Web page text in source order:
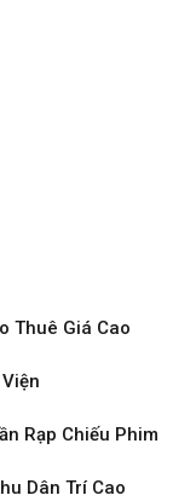
Thuê Giá Cao
Rạp Chiếu Phim
Dân Trí Cao